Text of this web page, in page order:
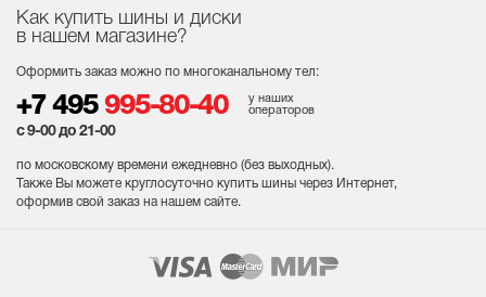
Как купить шины и диски
в нашем магазине?
Оформить заказ можно по многоканальному тел:
+7 495 995-80-40
у наших
операторов
с 9-00 до 21-00
по московскому времени ежедневно (без выходных).
Также Вы можете круглосуточно купить шины через Интернет,
оформив свой заказ на нашем сайте.